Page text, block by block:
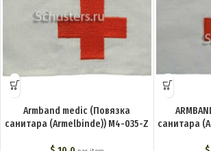
Armband medic (Повязка
санитара (Armelbinde)) M4-035-Z
санитара